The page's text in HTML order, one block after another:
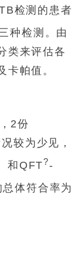
检测的患者
种检测。由
类来评估各
帕值。
2份
较为少见，
和QFT?-
体符合率为